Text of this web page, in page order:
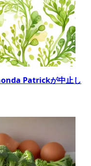
Patrickが中止し